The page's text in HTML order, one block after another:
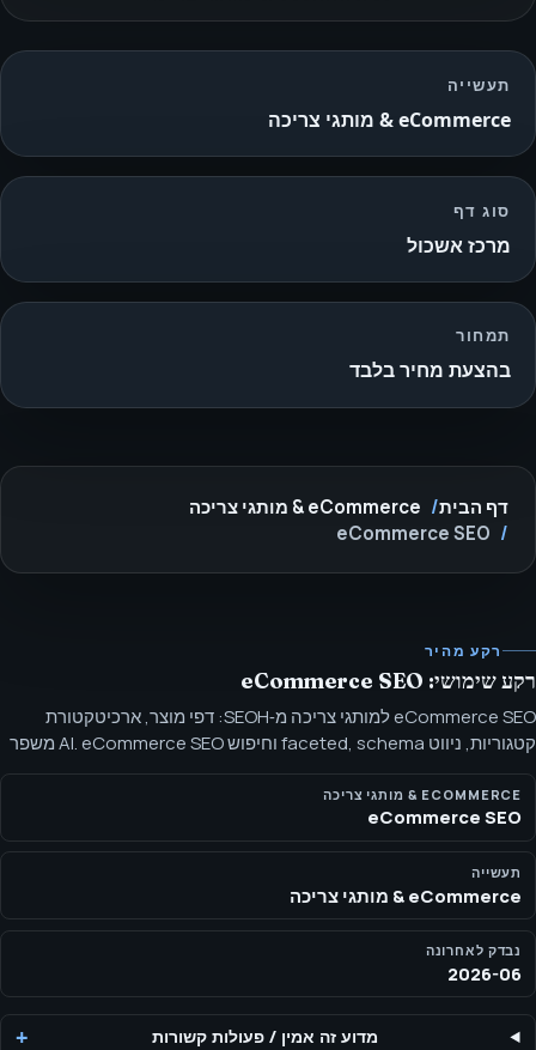
תעשייה
eCommerce & מותגי צריכה
סוג דף
מרכז אשכול
תמחור
בהצעת מחיר בלבד
דף הבית
eCommerce & מותגי צריכה
eCommerce SEO
רקע מהיר
רקע שימושי: eCommerce SEO
eCommerce SEO למותגי צריכה מ‑SEOH: דפי מוצר, ארכיטקטורת
קטגוריות, ניווט faceted, schema וחיפוש AI. eCommerce SEO משפר
גילוי מוצר וקטגוריה על‑ידי יישור כוונת קונה, חוקי זחילה, schema,
קישורים פנימיים ותוכן מוכן ל‑AI.
ECOMMERCE & מותגי צריכה
eCommerce SEO
תעשייה
eCommerce & מותגי צריכה
נבדק לאחרונה
2026-06
מדוע זה אמין / פעולות קשורות